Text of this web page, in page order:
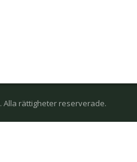
Copyright © افغانها در سویدن. Alla rättigheter reserverade.